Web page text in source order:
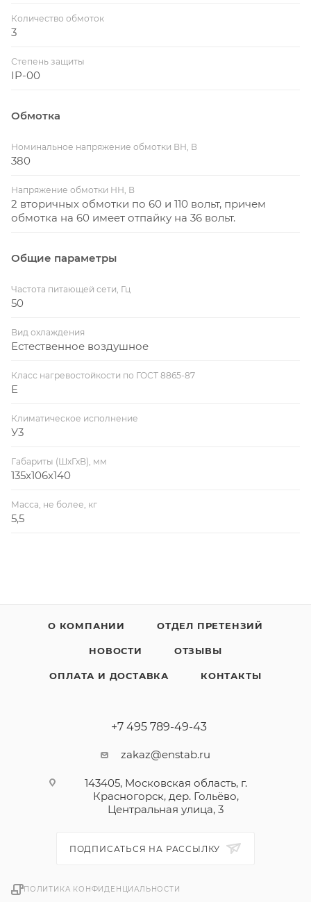
Количество обмоток
3
Степень защиты
IP-00
Обмотка
Номинальное напряжение обмотки ВН, В
380
Напряжение обмотки НН, В
2 вторичных обмотки по 60 и 110 вольт, причем
обмотка на 60 имеет отпайку на 36 вольт.
Общие параметры
Частота питающей сети, Гц
50
Вид охлаждения
Естественное воздушное
Класс нагревостойкости по ГОСТ 8865-87
E
Климатическое исполнение
У3
Габариты (ШхГхВ), мм
135х106х140
Масса, не более, кг
5,5
О КОМПАНИИ ОТДЕЛ ПРЕТЕНЗИЙ
НОВОСТИ ОТЗЫВЫ
ОПЛАТА И ДОСТАВКА КОНТАКТЫ
+7 495 789-49-43
zakaz@enstab.ru
143405, Московская область, г.
Красногорск, дер. Гольёво,
Центральная улица, 3
ПОДПИСАТЬСЯ НА РАССЫЛКУ
ПОЛИТИКА КОНФИДЕНЦИАЛЬНОСТИ